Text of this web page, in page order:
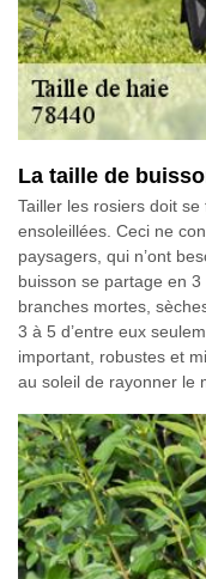
La taille de
Tailler les rosiers doit
ensoleillées. Ceci ne
paysagers, qui n’ont
buisson se partage en
branches mortes,
3 à 5 d’entre eux
important, robustes et
au soleil de rayonner le